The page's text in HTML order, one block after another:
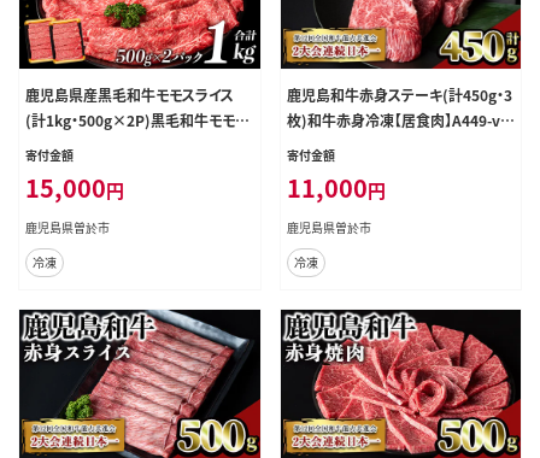
鹿児島県産黒毛和牛モモスライス
(計1kg・500g×2P)黒毛和牛モモス
ライスすき焼き【ナンチク】A474-v01
寄付金額
15,000円
鹿児島県曽於市
冷凍
鹿児島和牛赤身ステーキ(計450g・3
枚)和牛赤身冷凍【居食肉】A449-v0
2
寄付金額
11,000円
鹿児島県曽於市
冷凍